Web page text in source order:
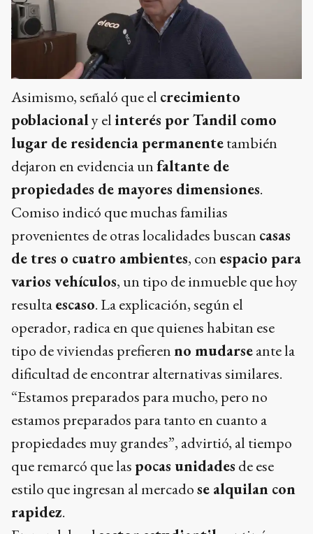
Asimismo, señaló que el crecimiento
poblacionaly el interés por Tandil como
lugar de residencia permanentetambién
dejaron en evidencia unfaltante de
propiedades de mayores dimensiones.
Comiso indicó que muchas familias
provenientes de otras localidades buscan casas
de tres o cuatro ambientes, con espacio para
varios vehículos, un tipo de inmueble que hoy
resultaescaso. La explicación, según el
operador, radica en que quienes habitan ese
tipo de viviendas prefierenno mudarseante la
dificultad de encontrar alternativas similares.
“Estamos preparados para mucho, pero no
estamos preparados para tanto en cuanto a
propiedades muy grandes”, advirtió, al tiempo
que remarcó que las pocas unidades de ese
estilo que ingresan al mercadose alquilan con
rapidez.